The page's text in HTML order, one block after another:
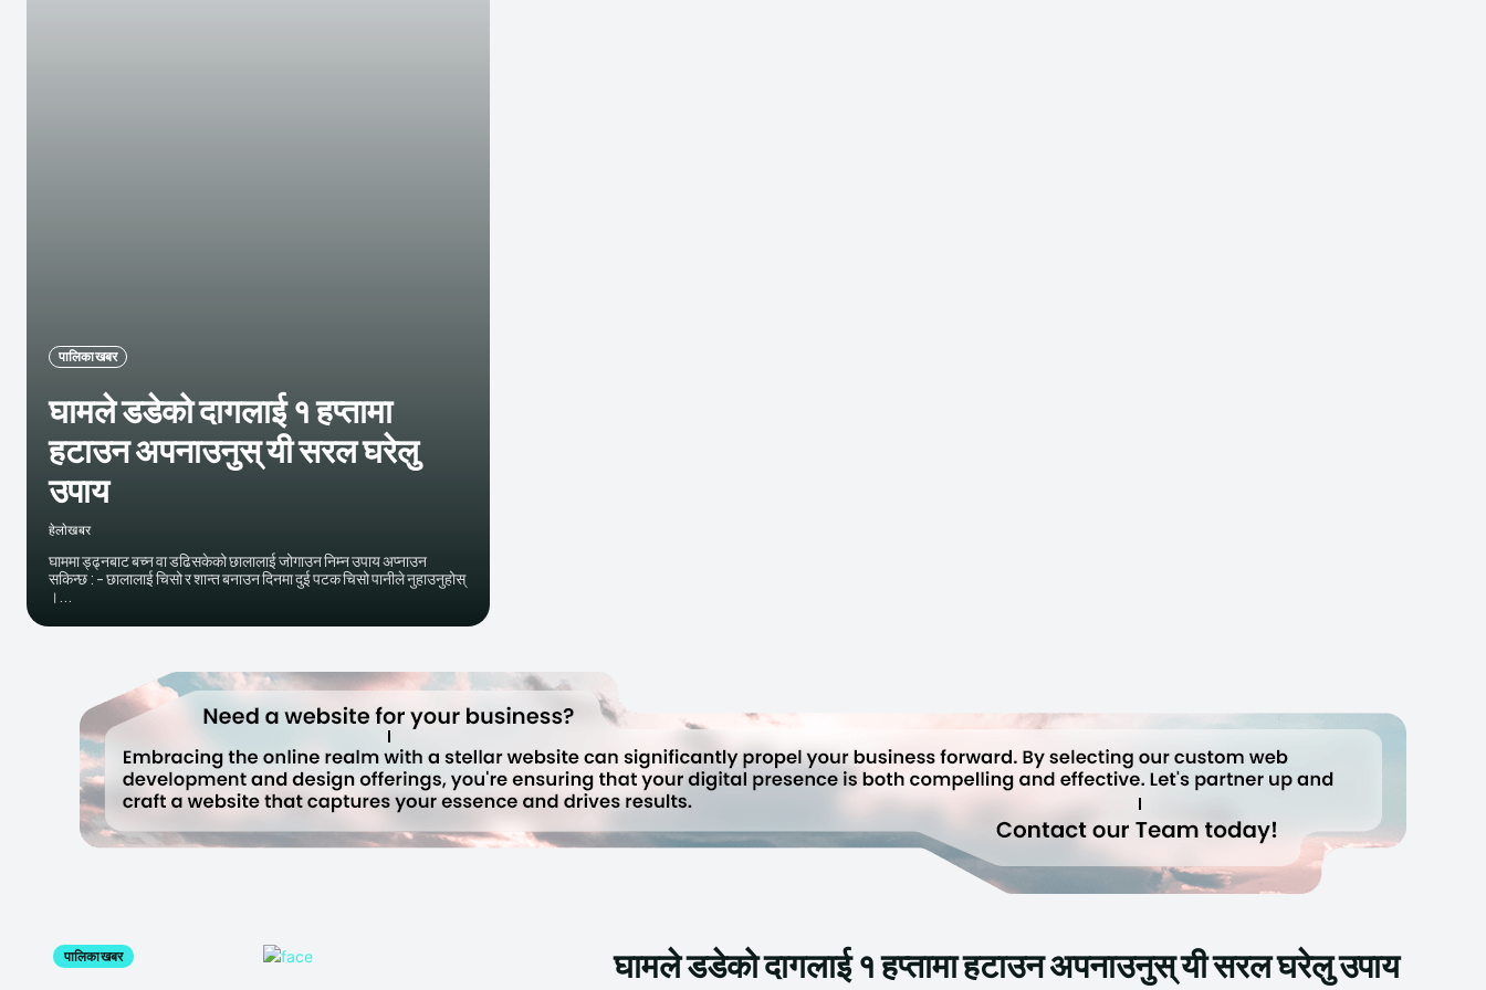
पालिका खबर
घामले डडेको दागलाई १ हप्तामा
हटाउन अपनाउनुस् यी सरल घरेलु
उपाय
हेलाेखबर
घाममा ड्ढ्नबाट बच्न वा डढिसकेको छालालाई जोगाउन निम्न उपाय अप्नाउन
सकिन्छ : - छालालाई चिसो र शान्त बनाउन दिनमा दुई पटक चिसो पानीले नुहाउनुहोस्
।...
पालिका खबर घामले डडेको दागलाई १ हप्तामा हटाउन अपनाउनुस् यी सरल घरेलु उपाय